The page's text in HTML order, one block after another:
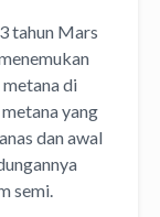
tahun Mars
di
yang
dan awal
semi.